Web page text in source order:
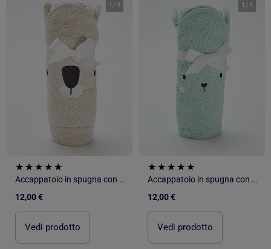
1 / 3
Accappatoio in spugna con orecchie di animali
12,00 €
Vedi prodotto
1 / 3
Accappatoio in spugna con orecchie di animali
12,00 €
Vedi prodotto